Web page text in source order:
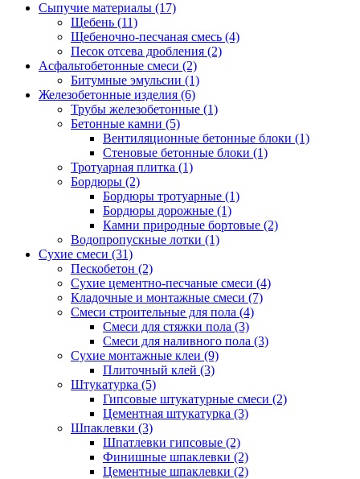
Сыпучие материалы (17)
Щебень (11)
Щебеночно-песчаная смесь (4)
Песок отсева дробления (2)
Асфальтобетонные смеси (2)
Битумные эмульсии (1)
Железобетонные изделия (6)
Трубы железобетонные (1)
Бетонные камни (5)
Вентиляционные бетонные блоки (1)
Стеновые бетонные блоки (1)
Тротуарная плитка (1)
Бордюры (2)
Бордюры тротуарные (1)
Бордюры дорожные (1)
Камни природные бортовые (2)
Водопропускные лотки (1)
Сухие смеси (31)
Пескобетон (2)
Сухие цементно-песчаные смеси (4)
Кладочные и монтажные смеси (7)
Смеси строительные для пола (4)
Смеси для стяжки пола (3)
Смеси для наливного пола (3)
Сухие монтажные клеи (9)
Плиточный клей (3)
Штукатурка (5)
Гипсовые штукатурные смеси (2)
Цементная штукатурка (3)
Шпаклевки (3)
Шпатлевки гипсовые (2)
Финишные шпаклевки (2)
Цементные шпаклевки (2)